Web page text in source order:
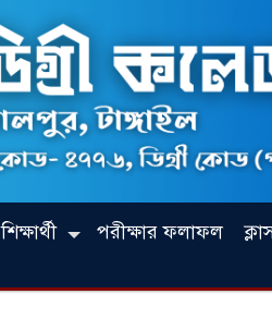
শিক্ষার্থী পরীক্ষার ফলাফল